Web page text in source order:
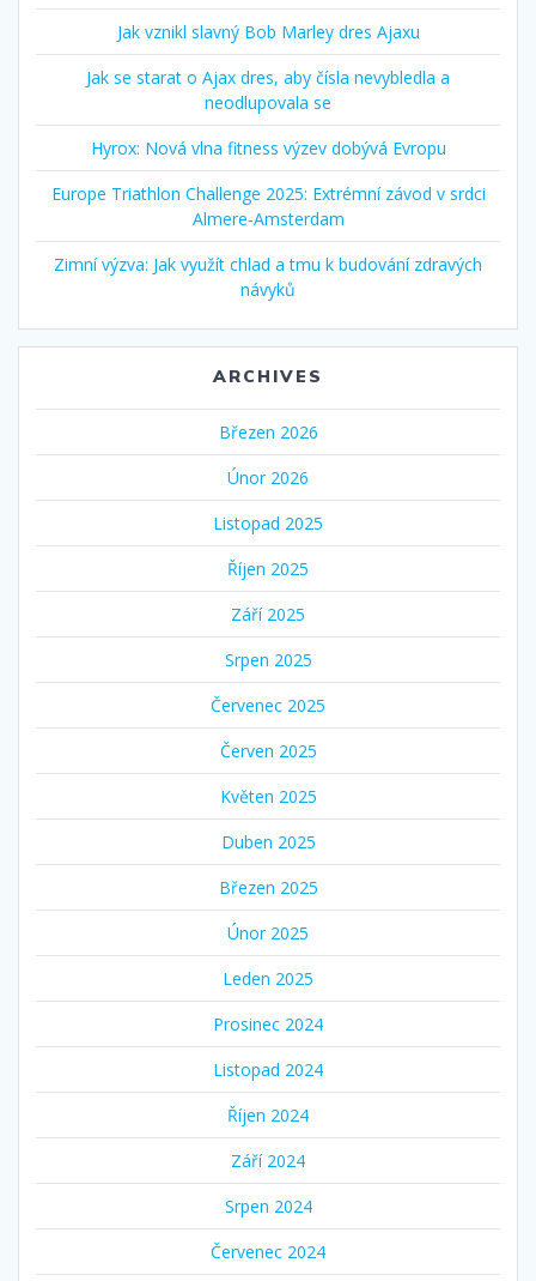
Jak vznikl slavný Bob Marley dres Ajaxu
Jak se starat o Ajax dres, aby čísla nevybledla a
neodlupovala se
Hyrox: Nová vlna fitness výzev dobývá Evropu
Europe Triathlon Challenge 2025: Extrémní závod v srdci
Almere‑Amsterdam
Zimní výzva: Jak využít chlad a tmu k budování zdravých
návyků
ARCHIVES
Březen 2026
Únor 2026
Listopad 2025
Říjen 2025
Září 2025
Srpen 2025
Červenec 2025
Červen 2025
Květen 2025
Duben 2025
Březen 2025
Únor 2025
Leden 2025
Prosinec 2024
Listopad 2024
Říjen 2024
Září 2024
Srpen 2024
Červenec 2024